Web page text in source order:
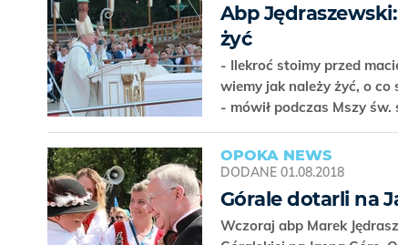
Abp
żyć
- Ilekroć stoimy przed
wiemy jak należy żyć, o
- mówił podczas Mszy
OPOKA NEWS
DODANE 01.08.2018
Górale dotarli na
Wczoraj abp Marek